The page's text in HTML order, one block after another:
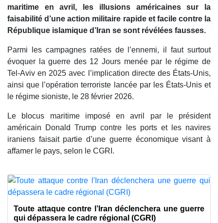
maritime en avril, les illusions américaines sur la
faisabilité d’une action militaire rapide et facile contre la
République islamique d’Iran se sont révélées fausses.
Parmi les campagnes ratées de l’ennemi, il faut surtout
évoquer la guerre des 12 Jours menée par le régime de
Tel-Aviv en 2025 avec l’implication directe des États-Unis,
ainsi que l’opération terroriste lancée par les États-Unis et
le régime sioniste, le 28 février 2026.
Le blocus maritime imposé en avril par le président
américain Donald Trump contre les ports et les navires
iraniens faisait partie d’une guerre économique visant à
affamer le pays, selon le CGRI.
Toute attaque contre l’Iran déclenchera une guerre
qui dépassera le cadre régional (CGRI)